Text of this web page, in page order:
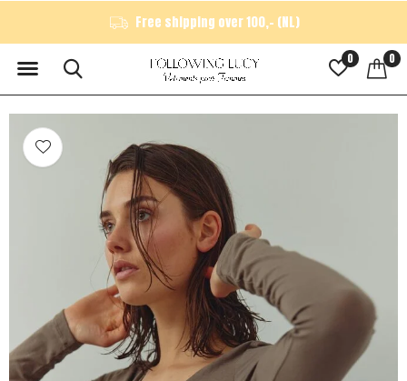
0 0
Free shipping over 100,- (NL)